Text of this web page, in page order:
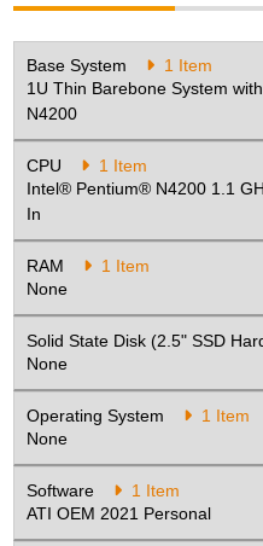
Base System
1 Item
1U Thin Barebone System
N4200
CPU
1 Item
Intel® Pentium® N4200 1.1
In
RAM
1 Item
None
Solid State Disk (2.5" SSD
None
Operating System
1 Item
None
Software
1 Item
ATI OEM 2021 Personal